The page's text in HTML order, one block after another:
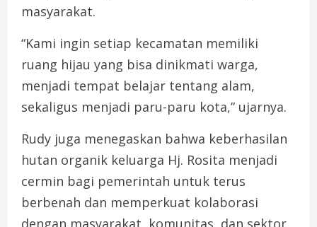
masyarakat.
“Kami ingin setiap kecamatan memiliki
ruang hijau yang bisa dinikmati warga,
menjadi tempat belajar tentang alam,
sekaligus menjadi paru-paru kota,” ujarnya.
Rudy juga menegaskan bahwa keberhasilan
hutan organik keluarga Hj. Rosita menjadi
cermin bagi pemerintah untuk terus
berbenah dan memperkuat kolaborasi